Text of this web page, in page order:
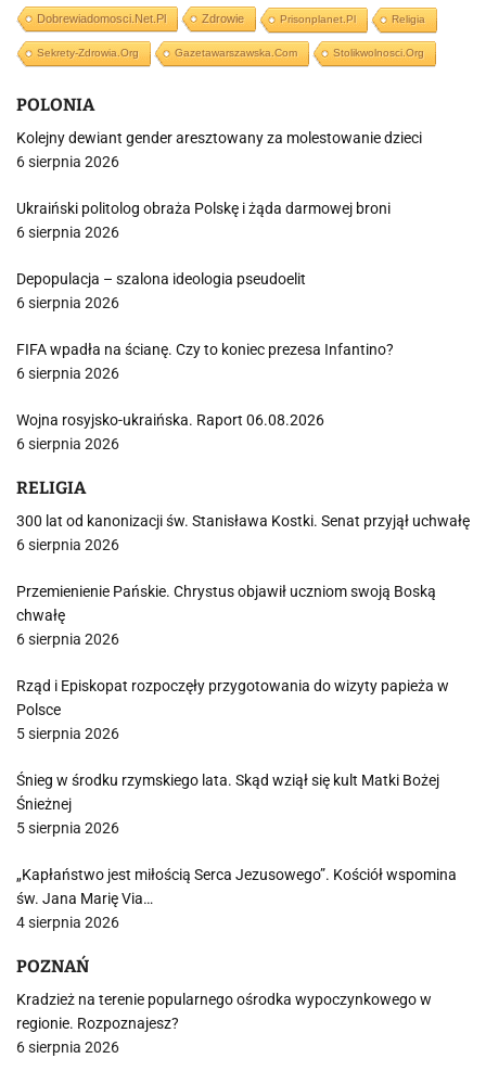
Dobrewiadomosci.net.pl Zdrowie Prisonplanet.pl Religia
Sekrety-Zdrowia.org Gazetawarszawska.com Stolikwolnosci.org
POLONIA
Kolejny dewiant gender aresztowany za molestowanie dzieci
6 sierpnia 2026
Ukraiński politolog obraża Polskę i żąda darmowej broni
6 sierpnia 2026
Depopulacja – szalona ideologia pseudoelit
6 sierpnia 2026
FIFA wpadła na ścianę. Czy to koniec prezesa Infantino?
6 sierpnia 2026
Wojna rosyjsko-ukraińska. Raport 06.08.2026
6 sierpnia 2026
RELIGIA
300 lat od kanonizacji św. Stanisława Kostki. Senat przyjął uchwałę
6 sierpnia 2026
Przemienienie Pańskie. Chrystus objawił uczniom swoją Boską
chwałę
6 sierpnia 2026
Rząd i Episkopat rozpoczęły przygotowania do wizyty papieża w
Polsce
5 sierpnia 2026
Śnieg w środku rzymskiego lata. Skąd wziął się kult Matki Bożej
Śnieżnej
5 sierpnia 2026
„Kapłaństwo jest miłością Serca Jezusowego”. Kościół wspomina
św. Jana Marię Via…
4 sierpnia 2026
POZNAŃ
Kradzież na terenie popularnego ośrodka wypoczynkowego w
regionie. Rozpoznajesz?
6 sierpnia 2026